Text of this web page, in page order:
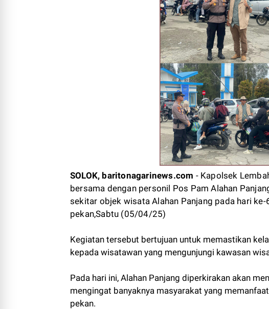
SOLOK, baritonagarinews.com - Kapolsek
bersama dengan personil Pos Pam Alahan
sekitar objek wisata Alahan Panjang pada hari
pekan,Sabtu (05/04/25)
Kegiatan tersebut bertujuan untuk memastikan
kepada wisatawan yang mengunjungi kawasan
Pada hari ini, Alahan Panjang diperkirakan akan
mengingat banyaknya masyarakat yang
pekan.